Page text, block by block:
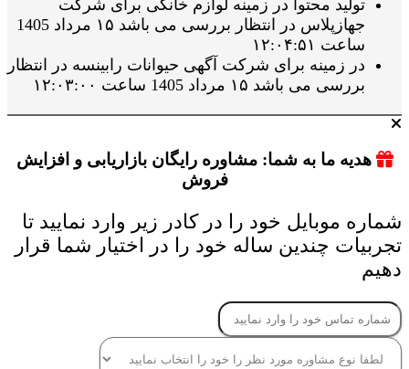
تولید محتوا در زمینه لوازم خانگی برای شرکت
جهازپلاس در انتظار بررسی می باشد ۱۵ مرداد 1405
ساعت ۱۲:۰۴:۵۱
در زمینه برای شرکت آگهی حیوانات رابینسه در انتظار
بررسی می باشد ۱۵ مرداد 1405 ساعت ۱۲:۰۳:۰۰
هدیه ما به شما: مشاوره رایگان بازاریابی و افزایش
فروش
شماره موبایل خود را در کادر زیر وارد نمایید تا
تجربیات چندین ساله خود را در اختیار شما قرار
دهیم